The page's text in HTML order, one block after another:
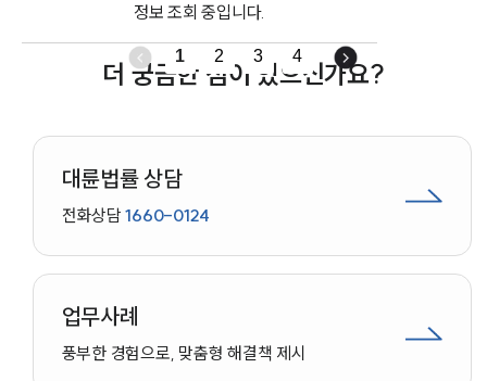
형사그룹 업무
전체
소식/자료
언론보도
법률서식
뉴스레터/브로슈어
정보 조회 중입니다.
1 2 3 4
더 궁금한 점이 있으신가요?
대륜법률 상담
전화상담1660-0124
업무사례
풍부한 경험으로, 맞춤형 해결책 제시